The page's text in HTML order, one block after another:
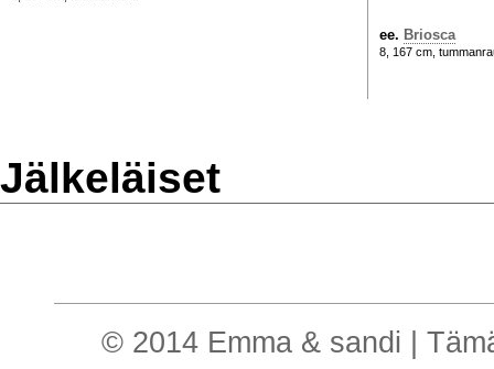
ee. Briosca
8, 167 cm,
Jälkeläiset
© 2014 Emma & sandi |